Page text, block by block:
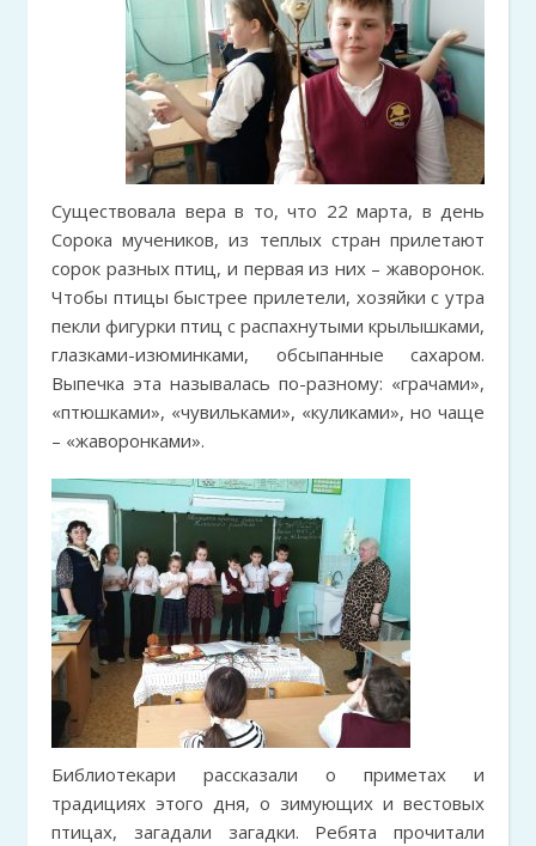
Существовала вера в то, что 22 марта, в день
Сорока мучеников, из теплых стран прилетают
сорок разных птиц, и первая из них – жаворонок.
Чтобы птицы быстрее прилетели, хозяйки с утра
пекли фигурки птиц с распахнутыми крылышками,
глазками-изюминками, обсыпанные сахаром.
Выпечка эта называлась по-разному: «грачами»,
«птюшками», «чувильками», «куликами», но чаще
– «жаворонками».
Библиотекари рассказали о приметах и
традициях этого дня, о зимующих и вестовых
птицах, загадали загадки. Ребята прочитали